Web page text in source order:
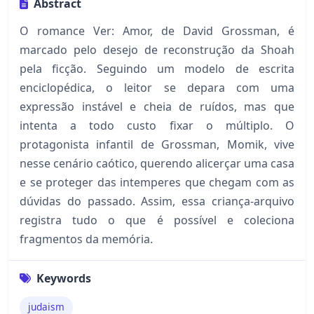
Abstract
O romance Ver: Amor, de David Grossman, é
marcado pelo desejo de reconstrução da Shoah
pela ficção. Seguindo um modelo de escrita
enciclopédica, o leitor se depara com uma
expressão instável e cheia de ruídos, mas que
intenta a todo custo fixar o múltiplo. O
protagonista infantil de Grossman, Momik, vive
nesse cenário caótico, querendo alicerçar uma casa
e se proteger das intemperes que chegam com as
dúvidas do passado. Assim, essa criança-arquivo
registra tudo o que é possível e coleciona
fragmentos da memória.
Keywords
judaism